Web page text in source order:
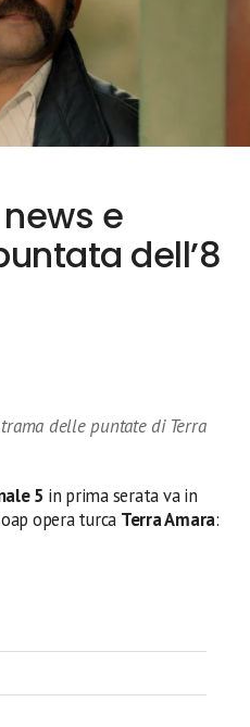
e
dell’8
delle puntate di Terra
5 in prima seratava in
opera turca Terra Amara: